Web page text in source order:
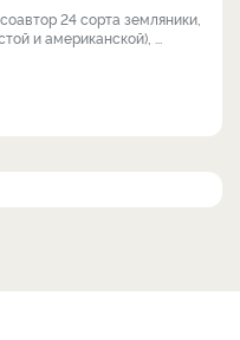
24 сорта земляники,
и американской), ...